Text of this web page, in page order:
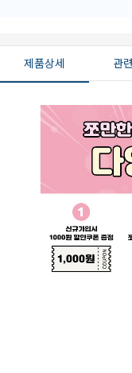
제품상세 관